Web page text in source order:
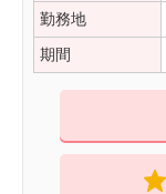
勤務地
期間